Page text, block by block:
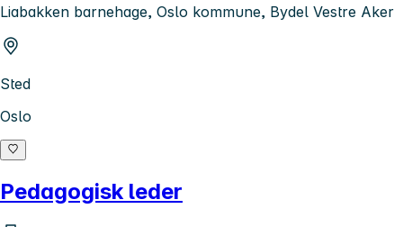
Liabakken barnehage, Oslo kommune, Bydel Vestre Aker
Sted
Oslo
Pedagogisk leder